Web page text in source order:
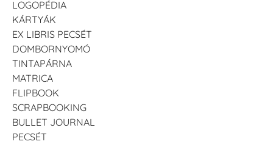
LOGOPÉDIA
KÁRTYÁK
EX LIBRIS PECSÉT
DOMBORNYOMÓ
TINTAPÁRNA
MATRICA
FLIPBOOK
SCRAPBOOKING
BULLET JOURNAL
PECSÉT